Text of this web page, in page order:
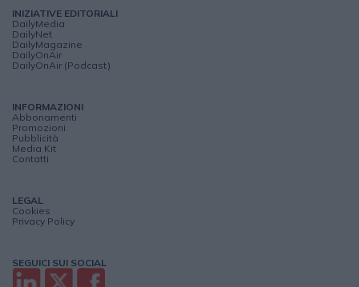
INIZIATIVE EDITORIALI
DailyMedia
DailyNet
DailyMagazine
DailyOnAir
DailyOnAir (Podcast)
INFORMAZIONI
Abbonamenti
Promozioni
Pubblicità
Media Kit
Contatti
LEGAL
Cookies
Privacy Policy
SEGUICI SUI SOCIAL